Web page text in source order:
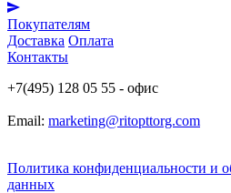
Покупателям
Доставка Оплата
Контакты
+7(495) 128 05 55 - офис
Email: marketing@ritopttorg.com
Политика конфиденциальности и
данных